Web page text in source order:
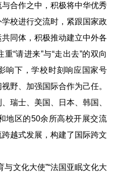
合作之中，积极将中华优秀
校进行交流时，紧跟国家政
同体，积极推动建立中外各
“请进来”与“走出去”的双向
响下，学校时刻响应国家号
野、加强国际合作为己任。
瑞士、美国、日本、韩国、
地区的50余所高校开展交流
越式发展，构建了国际跨文
与文化大使”“法国亚眠文化大